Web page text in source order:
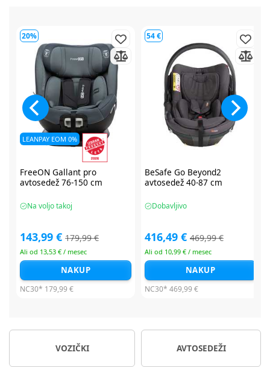
54 €
BeSafe Go Beyond2
avtosedež 40-87 cm
Dobavljivo
416,49 € 469,99 €
Ali od 10,99 € / mesec
NAKUP
NC30* 469,99 €
64 €
BeSafe Go Beyond2
avtosedež 40-87 cm
Dobavljivo
416,49 € 479,99 €
Ali od 10,99 € / mesec
NAKUP
NC30* 479,99 €
VOZIČKI AVTOSEDEŽI